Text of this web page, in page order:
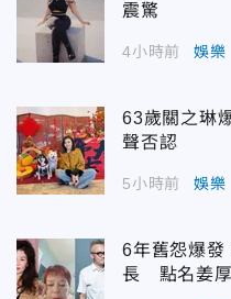
震驚
4小時前 娛樂
63歲關之琳
聲否認
5小時前 娛樂
6年舊怨爆發
長 點名姜厚